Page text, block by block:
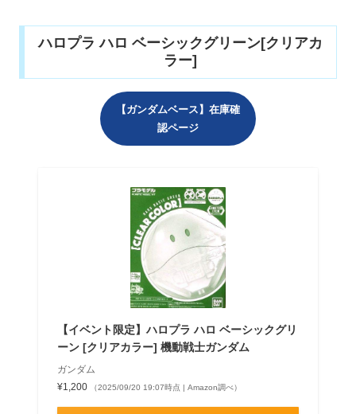
ハロプラ ハロ ベーシックグリーン[クリアカ
ラー]
【ガンダムベース】在庫確
認ページ
【イベント限定】ハロプラ ハロ ベーシックグリ
ーン [クリアカラー] 機動戦士ガンダム
ガンダム
¥1,200
（2025/09/20 19:07時点 | Amazon調べ）